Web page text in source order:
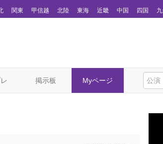
関東 甲信越 北陸 東海 近畿 中国 四国
掲示板 Myページ